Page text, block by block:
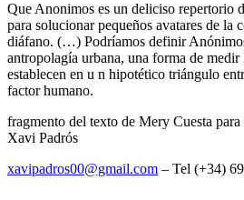
Que Anonimos es un deliciso repertorio
para solucionar pequeños avatares de la
diáfano. (…) Podríamos definir
antropolagía urbana, una forma de medir
establecen en u n hipotético triángulo
factor humano.
fragmento del texto de Mery Cuesta para
Xavi Padrós
xavipadros00@gmail.com – Tel (+34)